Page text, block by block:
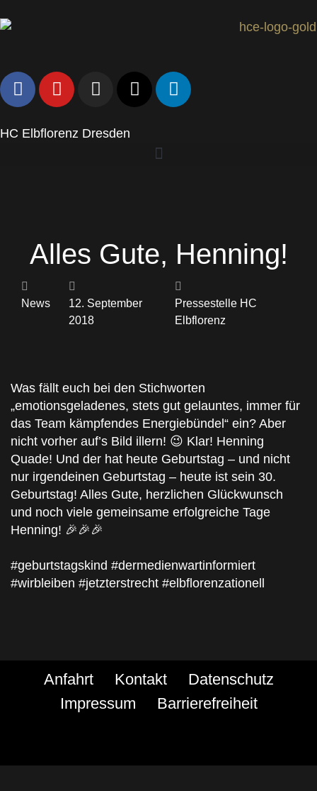
HC Elbflorenz Dresden
Alles Gute, Henning!
News
12. September
2018
Pressestelle HC
Elbflorenz
Was fällt euch bei den Stichworten
„emotionsgeladenes, stets gut gelauntes, immer für
das Team kämpfendes Energiebündel“ ein? Aber
nicht vorher auf’s Bild illern! 😉 Klar! Henning
Quade! Und der hat heute Geburtstag – und nicht
nur irgendeinen Geburtstag – heute ist sein 30.
Geburtstag! Alles Gute, herzlichen Glückwunsch
und noch viele gemeinsame erfolgreiche Tage
Henning! 🎉🎉🎉
#geburtstagskind #dermedienwartinformiert
#wirbleiben #jetzterstrecht #elbflorenzationell
Anfahrt Kontakt
Datenschutz
Impressum
Barrierefreiheit